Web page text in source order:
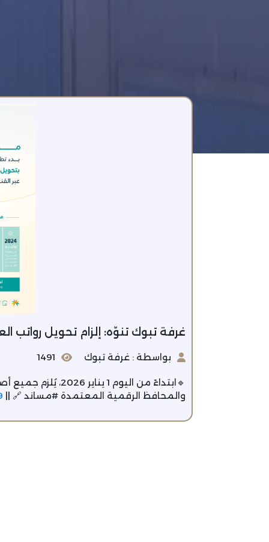
غرفة تبوك تنوّه: إلزام تحويل رواتب العمالة
بواسطة : غرفة تبوك 1491
🔹ابتداءً من اليوم 1
والمحافظ الرقمية المعتمدة #مساند 🔗 ||